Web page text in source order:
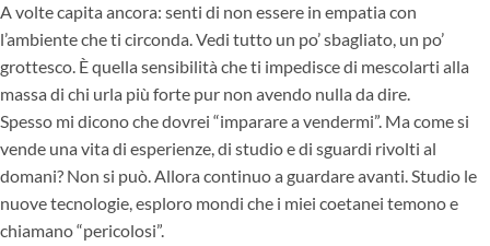
A volte capita ancora: senti di non essere in empatia con
l’ambiente che ti circonda. Vedi tutto un po’ sbagliato, un po’
grottesco. È quella sensibilità che ti impedisce di mescolarti alla
massa di chi urla più forte pur non avendo nulla da dire.
Spesso mi dicono che dovrei “imparare a vendermi”. Ma come si
vende una vita di esperienze, di studio e di sguardi rivolti al
domani? Non si può. Allora continuo a guardare avanti. Studio le
nuove tecnologie, esploro mondi che i miei coetanei temono e
chiamano “pericolosi”.